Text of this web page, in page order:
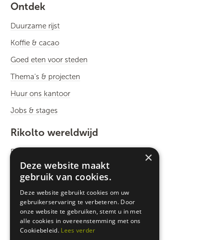
Ontdek
Duurzame rijst
Koffie & cacao
Goed eten voor steden
Thema's & projecten
Huur ons kantoor
Jobs & stages
Rikolto wereldwijd
Rikolto International
Zuid-Oost Azië
West-Afrika
Latijns-Amerika
×
Deze website maakt
gebruik van cookies.
Deze website gebruikt cookies om uw
gebruikerservaring te verbeteren. Door
onze website te gebruiken, stemt u in met
alle cookies in overeenstemming met ons
Cookiebeleid. Lees verder